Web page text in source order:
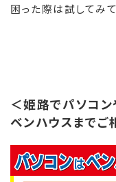
困った際は試してみて
＜姫路でパソコ
ベンハウスまでご